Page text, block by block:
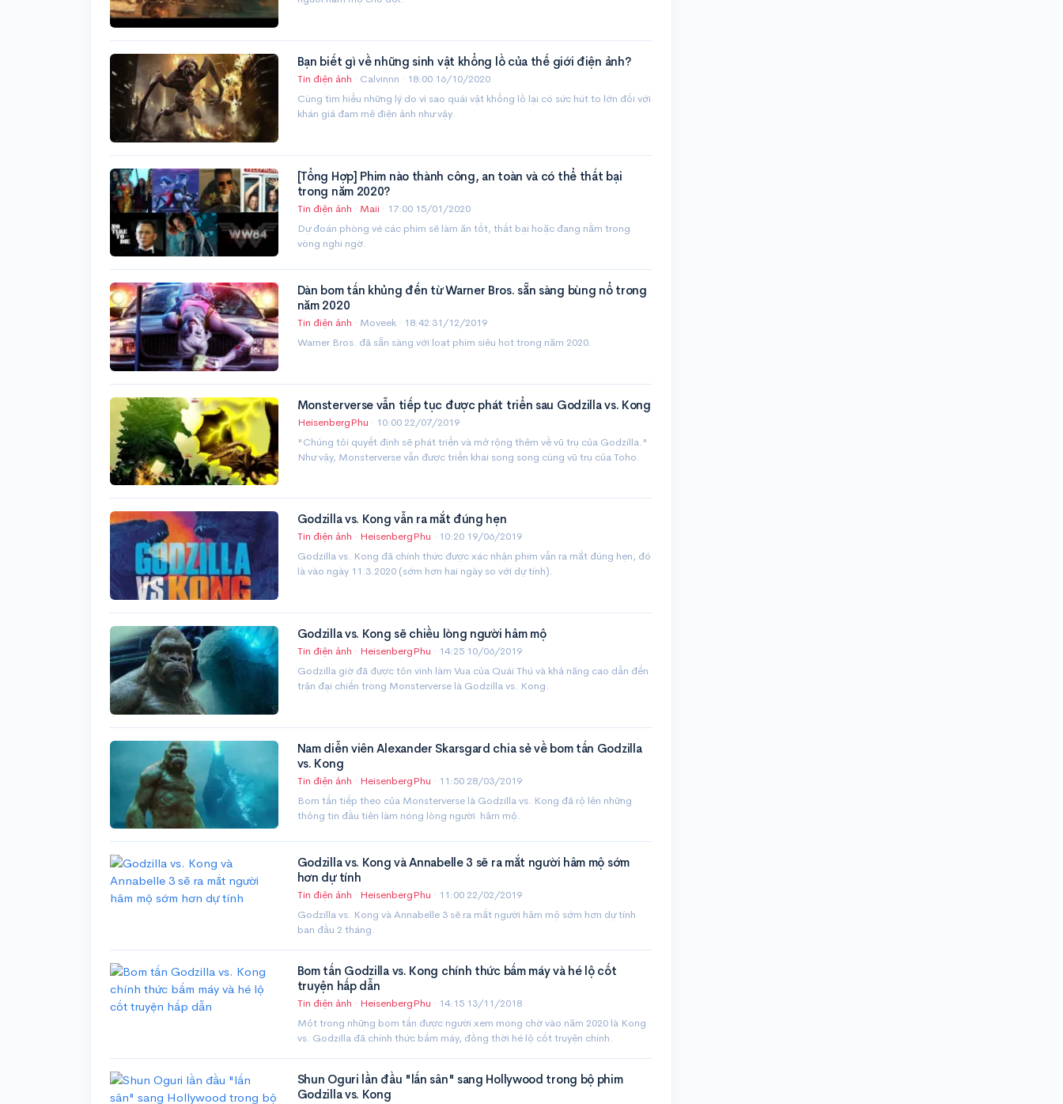
Bạn biết gì về những sinh vật khổng lồ của thế giới điện ảnh?
Tin điện ảnh · Calvinnn · 18:00 16/10/2020
Cùng tìm hiểu những lý do vì sao quái vật khổng lồ lại có sức hút to lớn đối với
khán giả đam mê điện ảnh như vậy.
[Tổng Hợp] Phim nào thành công, an toàn và có thể thất bại
trong năm 2020?
Tin điện ảnh · Maii · 17:00 15/01/2020
Dự đoán phòng vé các phim sẽ làm ăn tốt, thất bại hoặc đang nằm trong
vòng nghi ngờ.
Dàn bom tấn khủng đến từ Warner Bros. sẵn sàng bùng nổ trong
năm 2020
Tin điện ảnh · Moveek · 18:42 31/12/2019
Warner Bros. đã sẵn sàng với loạt phim siêu hot trong năm 2020.
Monsterverse vẫn tiếp tục được phát triển sau Godzilla vs. Kong
HeisenbergPhu · 10:00 22/07/2019
"Chúng tôi quyết định sẽ phát triển và mở rộng thêm về vũ trụ của Godzilla."
Như vậy, Monsterverse vẫn được triển khai song song cùng vũ trụ của Toho.
Godzilla vs. Kong vẫn ra mắt đúng hẹn
Tin điện ảnh · HeisenbergPhu · 10:20 19/06/2019
Godzilla vs. Kong đã chính thức được xác nhận phim vẫn ra mắt đúng hẹn, đó
là vào ngày 11.3.2020 (sớm hơn hai ngày so với dự tính).
Godzilla vs. Kong sẽ chiều lòng người hâm mộ
Tin điện ảnh · HeisenbergPhu · 14:25 10/06/2019
Godzilla giờ đã được tôn vinh làm Vua của Quái Thú và khả năng cao dẫn đến
trận đại chiến trong Monsterverse là Godzilla vs. Kong.
Nam diễn viên Alexander Skarsgard chia sẻ về bom tấn Godzilla
vs. Kong
Tin điện ảnh · HeisenbergPhu · 11:50 28/03/2019
Bom tấn tiếp theo của Monsterverse là Godzilla vs. Kong đã rộ lên những
thông tin đầu tiên làm nóng lòng người hâm mộ.
Godzilla vs. Kong và Annabelle 3 sẽ ra mắt người hâm mộ sớm
hơn dự tính
Tin điện ảnh · HeisenbergPhu · 11:00 22/02/2019
Godzilla vs. Kong và Annabelle 3 sẽ ra mắt người hâm mộ sớm hơn dự tính
ban đầu 2 tháng.
Bom tấn Godzilla vs. Kong chính thức bấm máy và hé lộ cốt
truyện hấp dẫn
Tin điện ảnh · HeisenbergPhu · 14:15 13/11/2018
Một trong những bom tấn được người xem mong chờ vào năm 2020 là Kong
vs. Godzilla đã chính thức bấm máy, đồng thời hé lộ cốt truyện chính.
Shun Oguri lần đầu "lấn sân" sang Hollywood trong bộ phim
Godzilla vs. Kong